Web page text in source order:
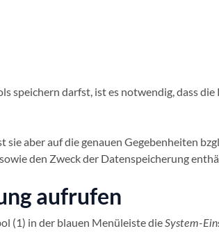
darfst, ist es notwendig, dass
aber auf die genauen Gegebenheiten
den Zweck der Datenspeicherung
aufrufen
(1) in der blauen Menüleiste dieSystem-